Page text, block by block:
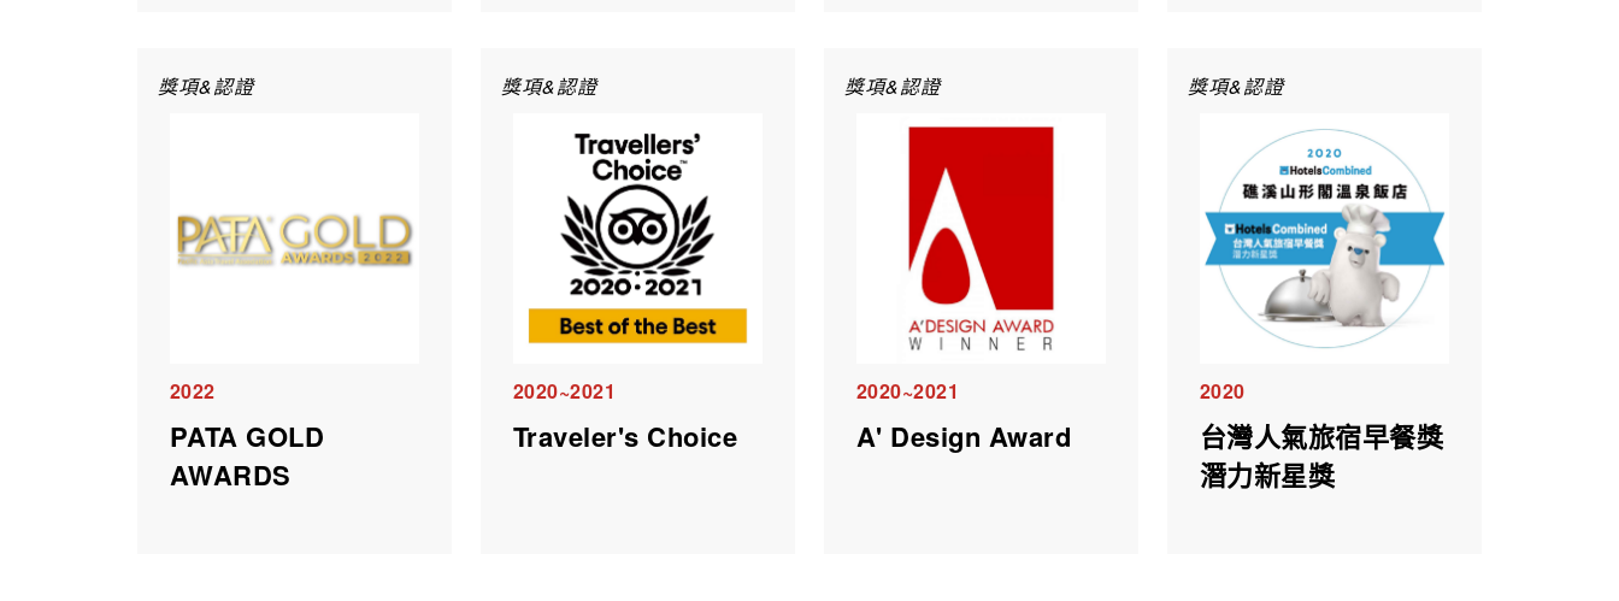
獎項&認證
2022
PATA GOLD
AWARDS
獎項&認證
2020~2021
Traveler's Choice
獎項&認證
2020~2021
A' Design Award
獎項&認證
2020
台灣人氣旅宿早餐獎
潛力新星獎